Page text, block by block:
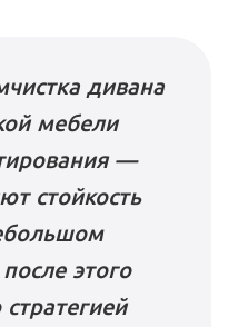
дивана
мебели
—
стойкость
этого